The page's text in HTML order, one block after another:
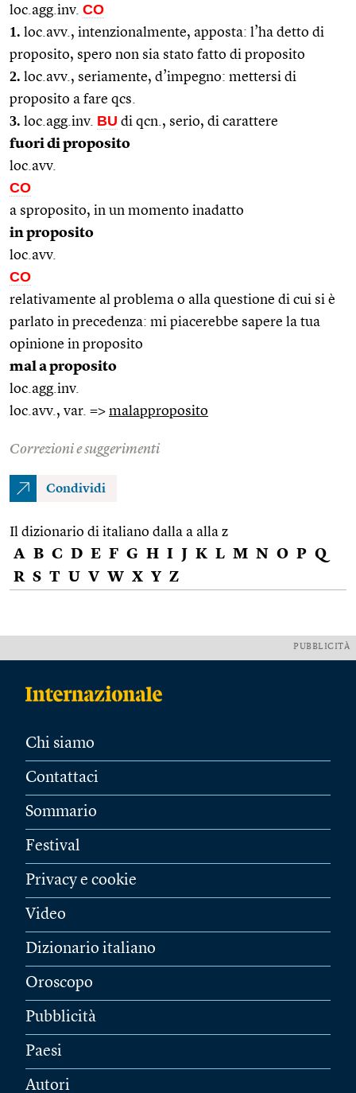
loc.agg.inv. CO
1. loc.avv., intenzionalmente, apposta: l’ha detto di
proposito, spero non sia stato fatto di proposito
2. loc.avv., seriamente, d’impegno: mettersi di
proposito a fare qcs.
3. loc.agg.inv. BU di qcn., serio, di carattere
fuori di proposito
loc.avv.
CO
a sproposito, in un momento inadatto
in proposito
loc.avv.
CO
relativamente al problema o alla questione di cui si è
parlato in precedenza: mi piacerebbe sapere la tua
opinione in proposito
mal a proposito
loc.agg.inv.
loc.avv., var. => malapproposito
Correzioni e suggerimenti
Condividi
Il dizionario di italiano dalla a alla z
A B C D E F G H I J K L M N O P Q
R S T U V W X Y Z
PUBBLICITÀ
Chi siamo
Contattaci
Sommario
Festival
Privacy e cookie
Video
Dizionario italiano
Oroscopo
Pubblicità
Paesi
Autori